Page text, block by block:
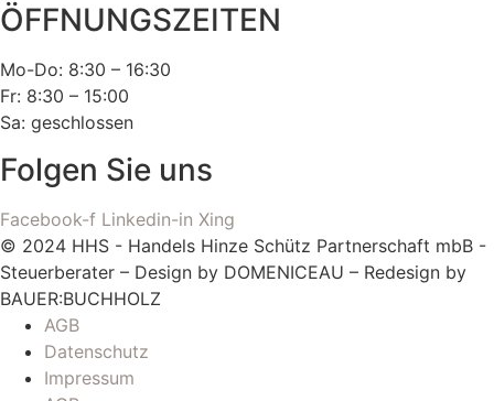
ÖFFNUNGSZEITEN
Mo-Do: 8:30 – 16:30
Fr: 8:30 – 15:00
Sa: geschlossen
Folgen Sie uns
Facebook-f Linkedin-in Xing
© 2024 HHS - Handels Hinze Schütz Partnerschaft mbB -
Steuerberater – Design by DOMENICEAU – Redesign by
BAUER:BUCHHOLZ
AGB
Datenschutz
Impressum